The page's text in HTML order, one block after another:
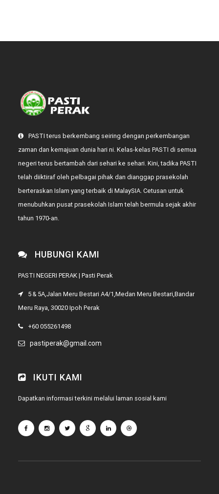
PASTI terus berkembang seiring dengan perkembangan
zaman dan kemajuan dunia hari ni. Kelas-kelas PASTI di semua
negeri terus bertambah dari sehari ke sehari. Kini, tadika PASTI
telah diiktiraf oleh pelbagai pihak dan dianggap prasekolah
berteraskan Islam yang terbaik di MalaySIA. Cetusan untuk
menubuhkan pusat prasekolah Islam telah bermula sejak akhir
tahun 1970-an.
HUBUNGI KAMI
PASTI NEGERI PERAK | Pasti Perak
5 & 5A,Jalan Meru Bestari A4/1,Medan Meru Bestari,Bandar
Meru Raya, 30020 Ipoh Perak
+60 055261498
pastiperak@gmail.com
IKUTI KAMI
Dapatkan informasi terkini melalui laman sosial kami